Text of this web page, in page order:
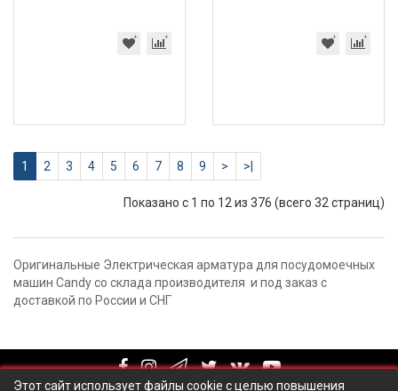
1 2 3 4 5 6 7 8 9 > >|
Показано с 1 по 12 из 376 (всего 32 страниц)
Оригинальные Электрическая арматура для посудомоечных
машин Candy со склада производителя и под заказ с
доставкой по России и СНГ
Этот сайт использует файлы cookie с целью повышения